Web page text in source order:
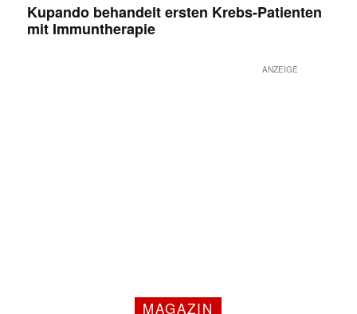
Kupando behandelt ersten Krebs-Patienten
mit Immuntherapie
ANZEIGE
MAGAZIN